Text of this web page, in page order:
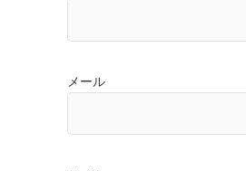
メール